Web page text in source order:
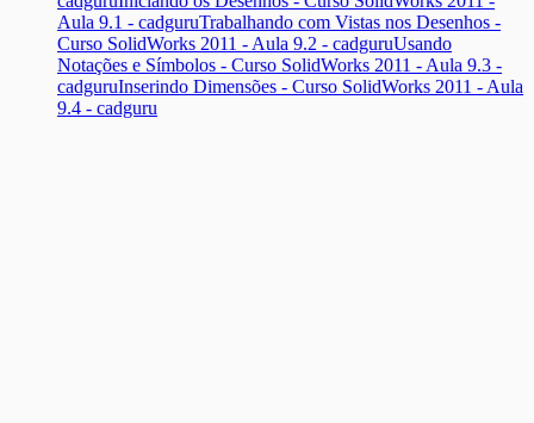
Aula 9.1 - cadguruTrabalhando com Vistas nos Desenhos -
Curso SolidWorks 2011 - Aula 9.2 - cadguruUsando
Notações e Símbolos - Curso SolidWorks 2011 - Aula 9.3 -
cadguruInserindo Dimensões - Curso SolidWorks 2011 - Aula
9.4 - cadguru